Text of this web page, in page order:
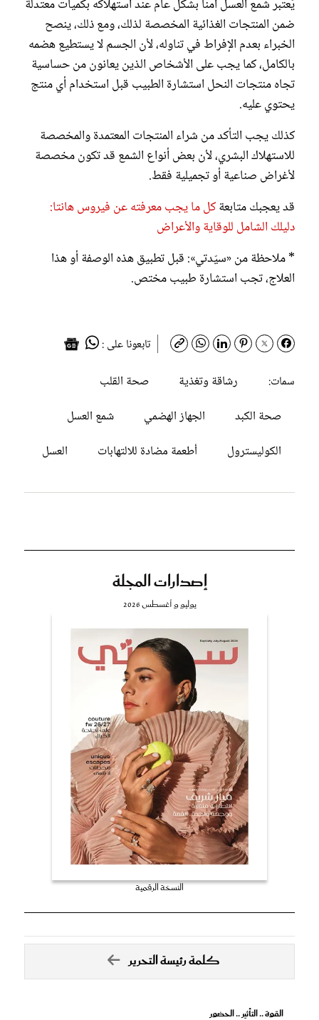
يُعتبر شمع العسل آمناً بشكل عام عند استهلاكه بكميات معتدلة
ضمن المنتجات الغذائية المخصصة لذلك، ومع ذلك، ينصح
الخبراء بعدم الإفراط في تناوله، لأن الجسم لا يستطيع هضمه
بالكامل، كما يجب على الأشخاص الذين يعانون من حساسية
تجاه منتجات النحل استشارة الطبيب قبل استخدام أي منتج
يحتوي عليه.
كذلك يجب التأكد من شراء المنتجات المعتمدة والمخصصة
للاستهلاك البشري، لأن بعض أنواع الشمع قد تكون مخصصة
لأغراض صناعية أو تجميلية فقط.
قد يعجبك متابعةكل ما يجب معرفته عن فيروس هانتا:
دليلك الشامل للوقاية والأعراض
* ملاحظة من «سيّدتي»: قبل تطبيق هذه الوصفة أو هذا
العلاج، تجب استشارة طبيب مختص.
تابعونا على :
سمات:
رشاقة وتغذية
صحة القلب
صحة الكبد
الجهاز الهضمي
شمع العسل
الكوليسترول
أطعمة مضادة للالتهابات العسل
إصدارات المجلة
يوليو و أغسطس 2026
النسخة الرقمية
كلمة رئيسة التحرير
القوة .. التأثير .. الحضور